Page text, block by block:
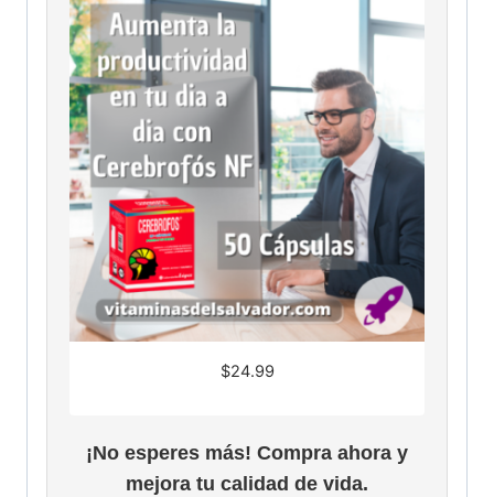
$24.99
¡No esperes más! Compra ahora y
mejora tu calidad de vida.